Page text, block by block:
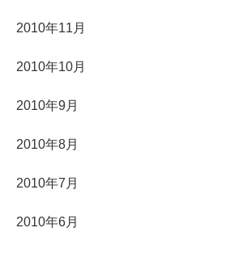
2010年11月
2010年10月
2010年9月
2010年8月
2010年7月
2010年6月